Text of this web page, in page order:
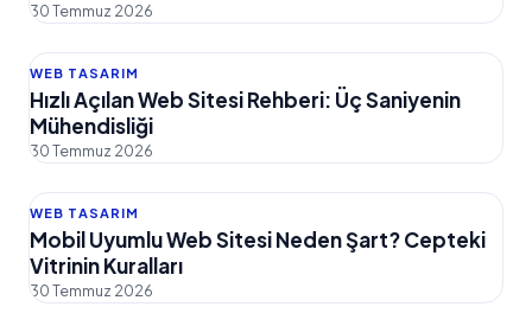
30 Temmuz 2026
WEB TASARIM
Hızlı Açılan Web Sitesi Rehberi: Üç Saniyenin
Mühendisliği
30 Temmuz 2026
WEB TASARIM
Mobil Uyumlu Web Sitesi Neden Şart? Cepteki
Vitrinin Kuralları
30 Temmuz 2026